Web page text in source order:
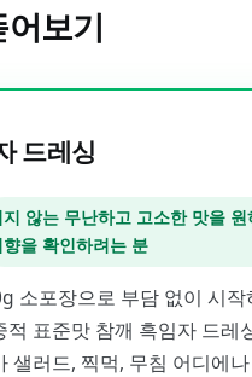
보기
드레싱
지 않는 무난하고 고소한 맛을
향을 확인하려는 분
소포장으로 부담 없이 시
적 표준맛 참깨 흑임자 드레
샐러드, 찍먹, 무침 어디에